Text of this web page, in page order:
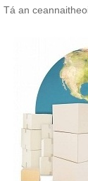
Tá an